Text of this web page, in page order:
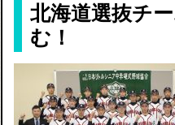
北海道選抜チ
む！